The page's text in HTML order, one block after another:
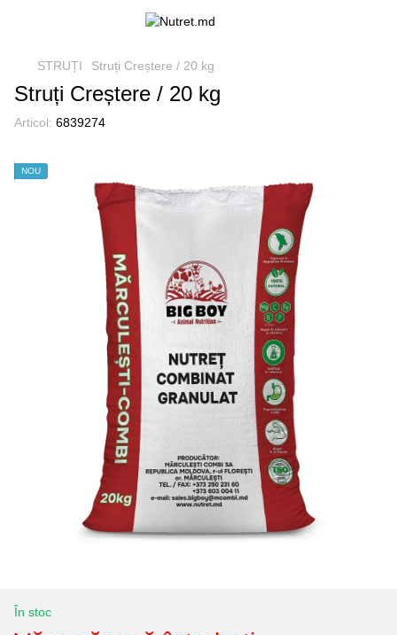
STRUȚI Struți Creștere / 20 kg
Struți Creștere / 20 kg
Articol: 6839274
NOU
În stoc